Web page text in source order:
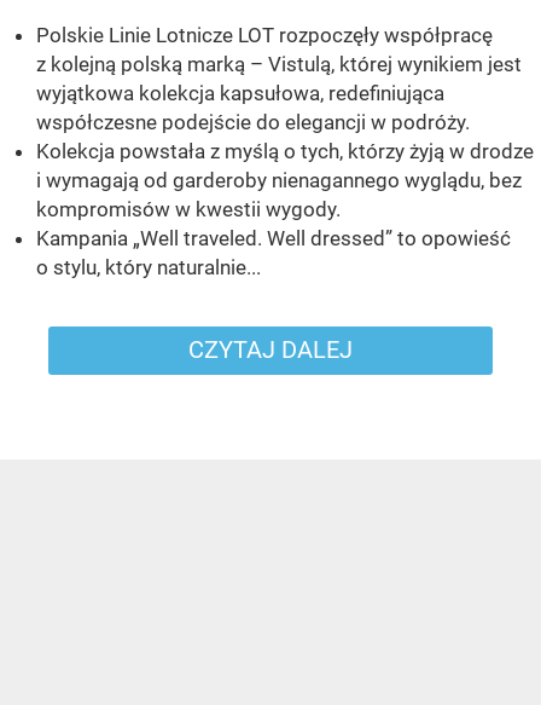
Polskie Linie Lotnicze LOT rozpoczęły współpracę
z kolejną polską marką – Vistulą, której wynikiem jest
wyjątkowa kolekcja kapsułowa, redefiniująca
współczesne podejście do elegancji w podróży.
Kolekcja powstała z myślą o tych, którzy żyją w drodze
i wymagają od garderoby nienagannego wyglądu, bez
kompromisów w kwestii wygody.
Kampania „Well traveled. Well dressed” to opowieść
o stylu, który naturalnie...
CZYTAJ DALEJ